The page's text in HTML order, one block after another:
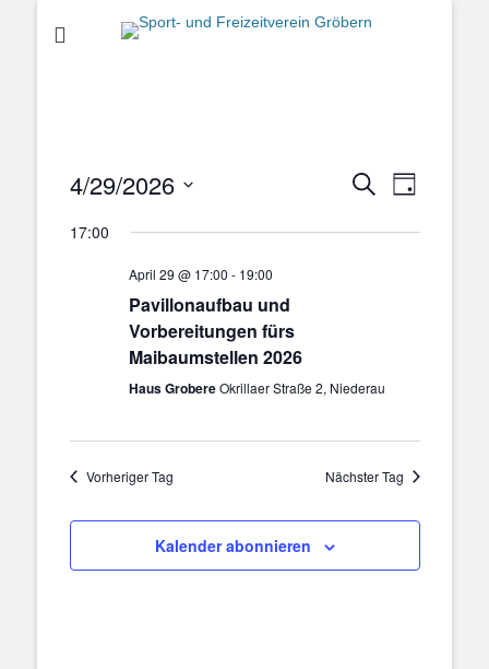
Sport- und
und
Suche
Tag
4/29/2026
wählen.
17:00
April 29 @ 17:00 - 19:00
Pavillonaufbau und
Vorbereitungen fürs
Maibaumstellen 2026
Haus GrobereOkrillaer Straße 2, Niederau
Vorheriger Tag Nächster Tag
Kalender abonnieren